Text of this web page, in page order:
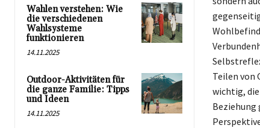
Wahlen verstehen: Wie
die verschiedenen
Wahlsysteme
funktionieren
14.11.2025
Outdoor-Aktivitäten für
die ganze Familie: Tipps
und Ideen
14.11.2025
Teilen von
wichtig,
Beziehung